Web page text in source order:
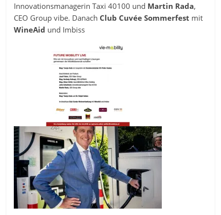
Innovationsmanagerin Taxi 40100 und Martin Rada,
CEO Group vibe. Danach Club Cuvée Sommerfest mit
WineAid und Imbiss